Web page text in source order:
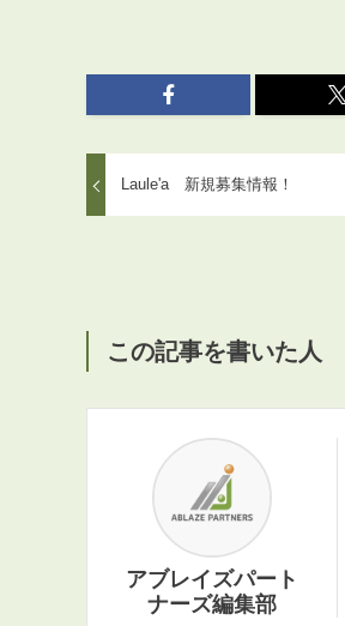
Laule'a 新規募集情報！
この記事を書いた人
アブレイズパート
ナーズ編集部